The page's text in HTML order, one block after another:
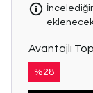
Avantajlı
%28